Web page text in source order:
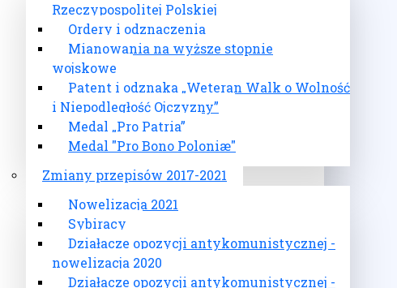
Rzeczypospolitej Polskiej
Ordery i odznaczenia
Mianowania na wyższe stopnie
wojskowe
Patent i odznaka „Weteran Walk o Wolność
i Niepodległość Ojczyzny”
Medal „Pro Patria”
Medal "Pro Bono Poloniæ"
Zmiany przepisów 2017-2021
Nowelizacja 2021
Sybiracy
Działacze opozycji antykomunistycznej -
nowelizacja 2020
Działacze opozycji antykomunistycznej -